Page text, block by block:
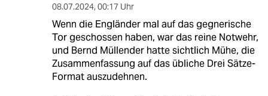
08.07.2024, 00:17 Uhr
Wenn die Engländer mal auf das gegnerische
Tor geschossen haben, war das reine Notwehr,
und Bernd Müllender hatte sichtlich Mühe, die
Zusammenfassung auf das übliche Drei Sätze-
Format auszudehnen.